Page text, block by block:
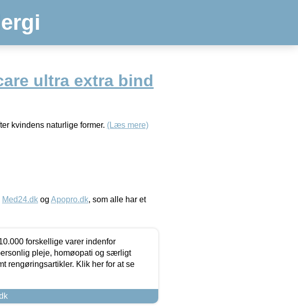
ultra extra bind
kvindens naturlige former. (Læs mere)
Med24.dk og Apopro.dk, som alle har et
forskellige varer indenfor
pleje, homøopati og særligt
rengøringsartikler. Klik her for at se